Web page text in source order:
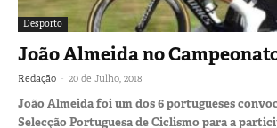
Desporto
João Almeida no
Redação - 20 de Julho, 2018
João Almeida foi um dos 6 portugueses
Selecção Portuguesa de Ciclismo para a